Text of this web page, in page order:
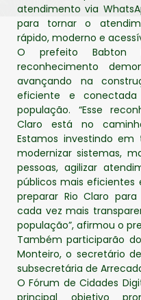
atendimento via
para tornar o
rápido, moderno e
O prefeito Babton
reconhecimento
avançando na
eficiente e
população. “Esse
Claro está no
Estamos investindo
modernizar sistemas,
pessoas, agilizar
públicos mais eficientes
preparar Rio Claro
cada vez mais
população”, afirmou o
Também participarão
Monteiro, o secretário
subsecretária de
O Fórum de Cidades
principal objetivo